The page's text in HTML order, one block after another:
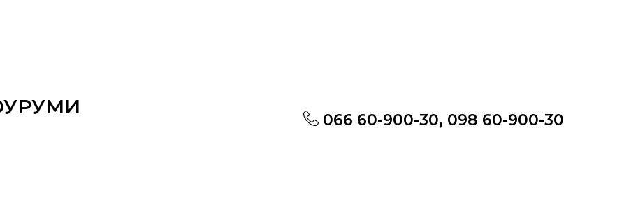
066 60-900-30, 098 60-900-30